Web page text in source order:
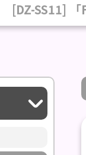
[DZ-SS11] 「